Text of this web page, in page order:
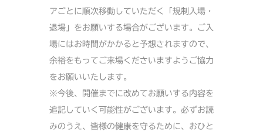
アごとに順次移動していただく「規制入場・
退場」をお願いする場合がございます。ご入
場にはお時間がかかると予想されますので、
余裕をもってご来場くださいますようご協力
をお願いいたします。
※今後、開催までに改めてお願いする内容を
追記していく可能性がございます。必ずお読
みのうえ、皆様の健康を守るために、おひと